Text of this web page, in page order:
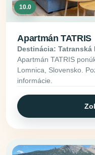
10.0
Apartmán TATRIS
Destinácia: Tatranská
Apartmán TATRIS
Lomnica, Slovensko.
informácie.